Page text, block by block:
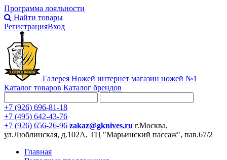
Программа лояльности
Найти товары
РегистрацияВход
Галерея Ножей интернет магазин ножей №1
Каталог товаров Каталог брендов
+7 (926) 696-81-18
+7 (495) 642-43-76
+7 (926) 656-26-96 zakaz@gknives.ru г.Москва,
ул.Люблинская, д.102А, ТЦ "Марьинский пассаж", пав.67/2
Главная